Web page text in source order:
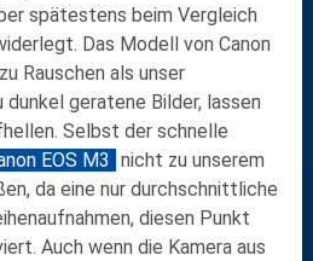
spätestens beim Vergleich
Das Modell von Canon
Rauschen als unser
geratene Bilder, lassen
Selbst der schnelle
EOS M3 nicht zu unserem
da eine nur durchschnittliche
diesen Punkt
Auch wenn die Kamera aus